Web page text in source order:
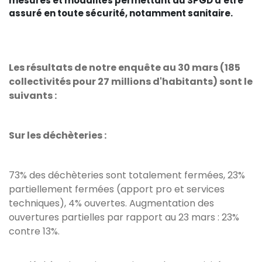
assuré en toute sécurité, notamment sanitaire.
Les résultats de notre enquête au 30 mars (185
collectivités pour 27 millions d'habitants) sont le
suivants :
Sur les déchèteries :
73% des déchèteries sont totalement fermées, 23%
partiellement fermées (apport pro et services
techniques), 4% ouvertes. Augmentation des
ouvertures partielles par rapport au 23 mars : 23%
contre 13%.